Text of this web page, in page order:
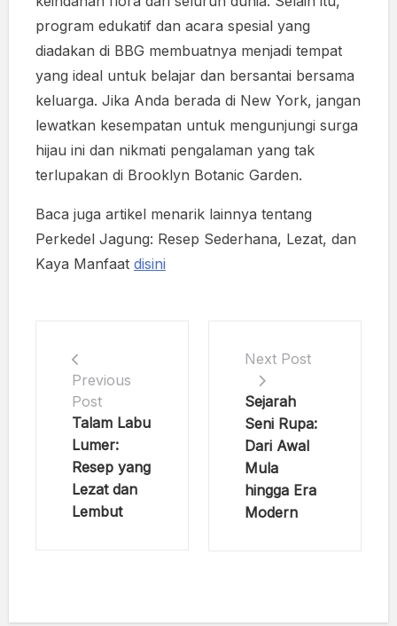
program edukatif dan acara spesial yang
diadakan di BBG membuatnya menjadi tempat
yang ideal untuk belajar dan bersantai bersama
keluarga. Jika Anda berada di New York, jangan
lewatkan kesempatan untuk mengunjungi surga
hijau ini dan nikmati pengalaman yang tak
terlupakan di Brooklyn Botanic Garden.
Baca juga artikel menarik lainnya tentang
Perkedel Jagung: Resep Sederhana, Lezat, dan
Kaya Manfaat disini
Previous
Post
Talam Labu
Lumer:
Resep yang
Lezat dan
Lembut
Next Post
Sejarah
Seni Rupa:
Dari Awal
Mula
hingga Era
Modern